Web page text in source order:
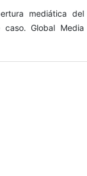
mediática del
caso. Global Media